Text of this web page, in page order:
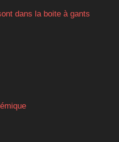
dans la boite à gants